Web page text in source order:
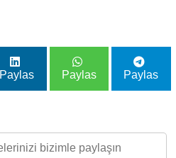
Paylas Paylas Paylas